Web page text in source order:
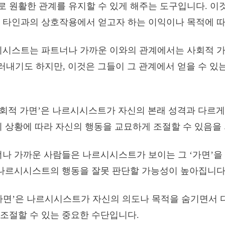
원활한 관계를 유지할 수 있게 해주는 도구입니다. 이
인과의 상호작용에서 얻고자 하는 이익이나 목적에
스트는 파트너나 가까운 이와의 관계에서는 사회적
내기도 하지만, 이것은 그들이 그 관계에서 얻을 수 있
적 가면’은 나르시시스트가 자신의 본래 성격과 다르
상황에 따라 자신의 행동을 교묘하게 조절할 수 있음을
가까운 사람들은 나르시시스트가 보이는 그 ‘가면’
르시시스트의 행동을 잘못 판단할 가능성이 높아집니
면’은 나르시시스트가 자신의 의도나 목적을 숨기면서
절할 수 있는 중요한 수단입니다.